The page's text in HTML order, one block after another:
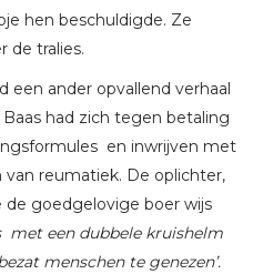
hen beschuldigde. Ze
de tralies.
een ander opvallend verhaal
had zich tegen betaling
en inwrijven met
reumatiek. De oplichter,
de goedgelovige boer wijs
met een dubbele kruishelm
menschen te genezen’.